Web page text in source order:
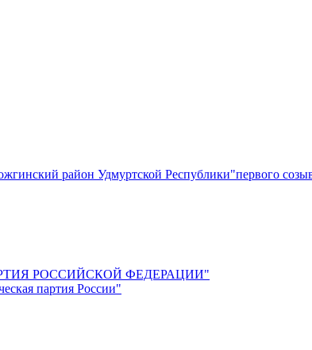
район Удмуртской Республики"первого
РОССИЙСКОЙ ФЕДЕРАЦИИ"
партия России"